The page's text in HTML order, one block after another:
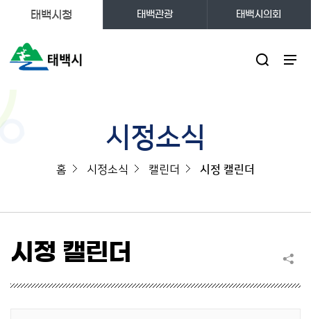
태백시청 태백관광 태백시의회
시정소식
홈 시정소식 캘린더 시정 캘린더
시정 캘린더